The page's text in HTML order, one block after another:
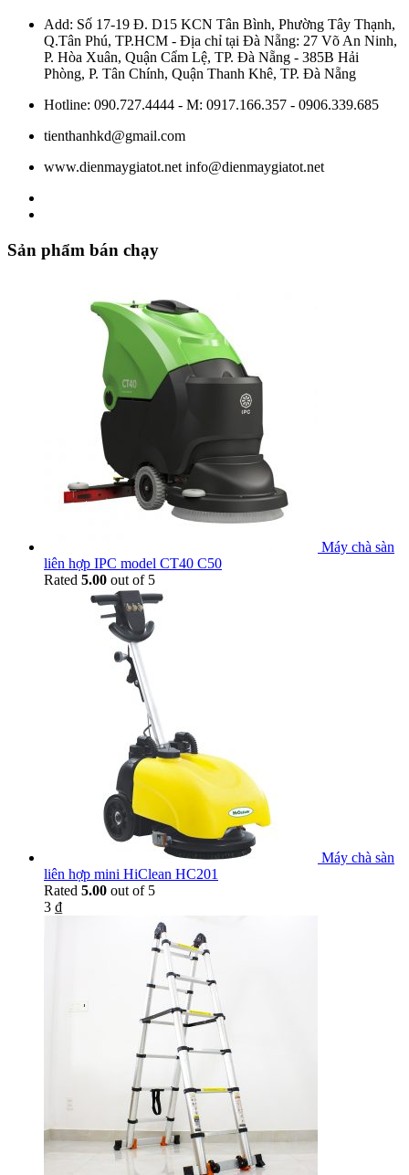
Add: Số 17-19 Đ. D15 KCN Tân Bình, Phường Tây Thạnh,
Q.Tân Phú, TP.HCM - Địa chỉ tại Đà Nẵng: 27 Võ An Ninh,
P. Hòa Xuân, Quận Cẩm Lệ, TP. Đà Nẵng - 385B Hải
Phòng, P. Tân Chính, Quận Thanh Khê, TP. Đà Nẵng
Hotline: 090.727.4444 - M: 0917.166.357 - 0906.339.685
tienthanhkd@gmail.com
www.dienmaygiatot.net info@dienmaygiatot.net
Sản phẩm bán chạy
Máy chà sàn
liên hợp IPC model CT40 C50
Rated 5.00 out of 5
Máy chà sàn
liên hợp mini HiClean HC201
Rated 5.00 out of 5
3 ₫